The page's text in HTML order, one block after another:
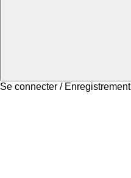
Se connecter / Enregistrement